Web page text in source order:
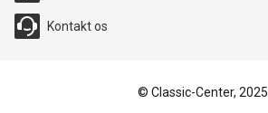
Kontakt os
© Classic-Center, 2025